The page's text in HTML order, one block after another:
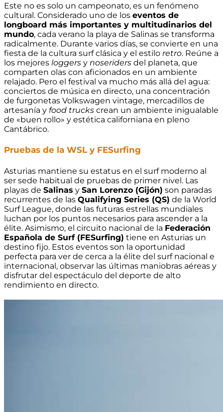
Este no es solo un campeonato, es un fenómeno
cultural. Considerado uno de los eventos de
longboard más importantes y multitudinarios del
mundo, cada verano la playa de Salinas se transforma
radicalmente. Durante varios días, se convierte en una
fiesta de la cultura surf clásica y el estilo retro. Reúne a
los mejores loggers y noseriders del planeta, que
comparten olas con aficionados en un ambiente
relajado. Pero el festival va mucho más allá del agua:
conciertos de música en directo, una concentración
de furgonetas Volkswagen vintage, mercadillos de
artesanía y food trucks crean un ambiente inigualable
de «buen rollo» y estética californiana en pleno
Cantábrico.
Pruebas de la WSL y FESurfing
Asturias mantiene su estatus en el surf moderno al
ser sede habitual de pruebas de primer nivel. Las
playas de Salinas y San Lorenzo (Gijón) son paradas
recurrentes de las Qualifying Series (QS) de la World
Surf League, donde las futuras estrellas mundiales
luchan por los puntos necesarios para ascender a la
élite. Asimismo, el circuito nacional de la Federación
Española de Surf (FESurfing) tiene en Asturias un
destino fijo. Estos eventos son la oportunidad
perfecta para ver de cerca a la élite del surf nacional e
internacional, observar las últimas maniobras aéreas y
disfrutar del espectáculo del deporte de alto
rendimiento en directo.